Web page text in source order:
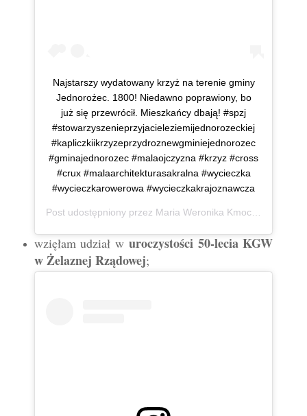
Najstarszy wydatowany krzyż na terenie gminy
Jednorożec. 1800! Niedawno poprawiony, bo
już się przewrócił. Mieszkańcy dbają! #spzj
#stowarzyszenieprzyjacieleziemijednorozeckiej
#kapliczkiikrzyzeprzydroznewgminiejednorozec
#gminajednorozec #malaojczyzna #krzyz #cross
#crux #malaarchitekturasakralna #wycieczka
#wycieczkarowerowa #wycieczkakrajoznawcza
Post udostępniony przez Maria Weronika Kmoch
wzięłam udział w uroczystości 50-lecia KGW
w Żelaznej Rządowej;